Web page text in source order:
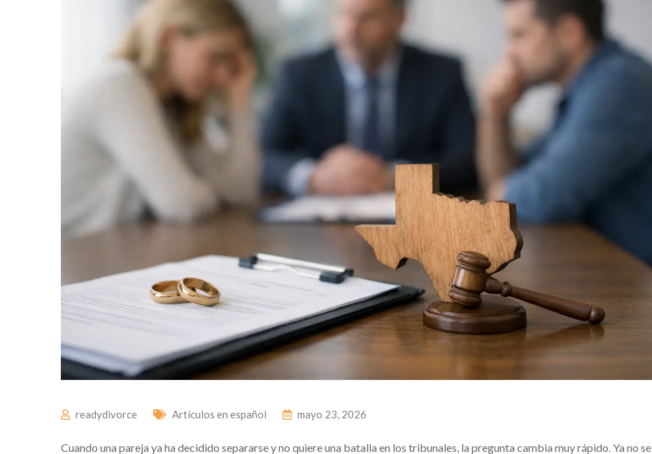
readydivorce Artículos en español mayo 23, 2026
Cuando una pareja ya ha decidido separarse y no quiere una batalla en los tribunales, la pregunta cambia muy rápido. Ya no se